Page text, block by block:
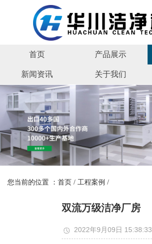
首页 产品展示
新闻资讯 关于我们
您当前的位置 ： 首页 / 工程案例 /
双流万级洁净厂房
2022年9月09日 15:38:33